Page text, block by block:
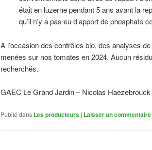
était en luzerne pendant 5 ans avant la
qu’il n’y a pas eu d’apport de phosphate
A l’occasion des contrôles bio, des analyses
menées sur nos tomates en 2024. Aucun
recherchés.
GAEC Le Grand Jardin – Nicolas
Publié dans Les producteurs | Laisser un commentaire